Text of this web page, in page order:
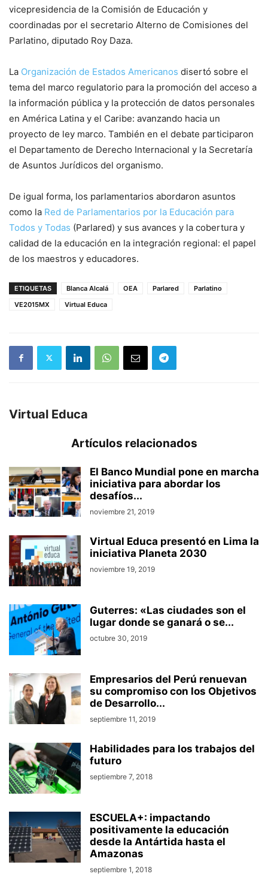
vicepresidencia de la Comisión de Educación y
coordinadas por el secretario Alterno de Comisiones del
Parlatino, diputado Roy Daza.
La Organización de Estados Americanos disertó sobre el
tema del marco regulatorio para la promoción del acceso a
la información pública y la protección de datos personales
en América Latina y el Caribe: avanzando hacia un
proyecto de ley marco. También en el debate participaron
el Departamento de Derecho Internacional y la Secretaría
de Asuntos Jurídicos del organismo.
De igual forma, los parlamentarios abordaron asuntos
como la Red de Parlamentarios por la Educación para
Todos y Todas (Parlared) y sus avances y la cobertura y
calidad de la educación en la integración regional: el papel
de los maestros y educadores.
ETIQUETAS Blanca Alcalá OEA Parlared
Parlatino
VE2015MX
Virtual Educa
Virtual Educa
Artículos relacionados
El Banco Mundial pone en marcha
iniciativa para abordar los
desafíos...
noviembre 21, 2019
Virtual Educa presentó en Lima la
iniciativa Planeta 2030
noviembre 19, 2019
Guterres: «Las ciudades son el
lugar donde se ganará o se...
octubre 30, 2019
Empresarios del Perú renuevan
su compromiso con los Objetivos
de Desarrollo...
septiembre 11, 2019
Habilidades para los trabajos del
futuro
septiembre 7, 2018
ESCUELA+: impactando
positivamente la educación
desde la Antártida hasta el
Amazonas
septiembre 1, 2018